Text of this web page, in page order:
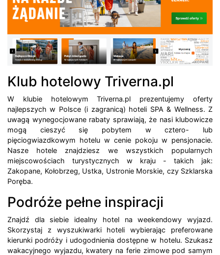
Klub hotelowy Triverna.pl
W klubie hotelowym Triverna.pl prezentujemy oferty
najlepszych w Polsce (i zagranicą) hoteli SPA & Wellness. Z
uwagą wynegocjowane rabaty sprawiają, że nasi klubowicze
mogą cieszyć się pobytem w cztero- lub
pięciogwiazdkowym hotelu w cenie pokoju w pensjonacie.
Nasze hotele znajdziesz we wszystkich popularnych
miejscowościach turystycznych w kraju - takich jak:
Zakopane, Kołobrzeg, Ustka, Ustronie Morskie, czy Szklarska
Poręba.
Podróże pełne inspiracji
Znajdź dla siebie idealny hotel na weekendowy wyjazd.
Skorzystaj z wyszukiwarki hoteli wybierając preferowane
kierunki podróży i udogodnienia dostępne w hotelu. Szukasz
wakacyjnego wyjazdu, kwatery na ferie zimowe pod samym